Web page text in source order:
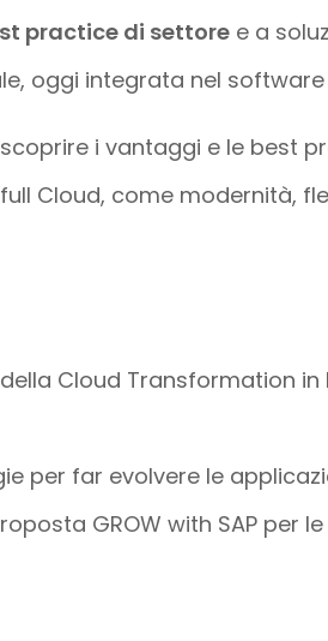
practice di settoree a
oggi integrata nel
i vantaggi e le best
Cloud, come modernità,
Cloud Transformation
per far evolvere le
GROW with SAP per